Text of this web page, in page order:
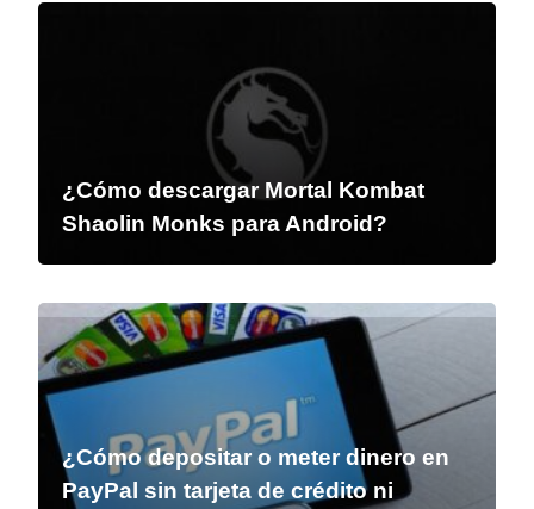
¿Cómo descargar Mortal Kombat
Shaolin Monks para Android?
¿Cómo depositar o meter dinero en
PayPal sin tarjeta de crédito ni